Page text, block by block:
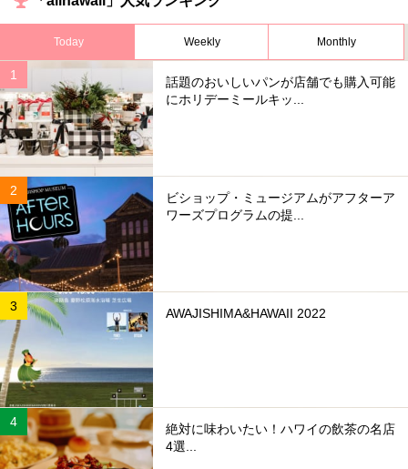
Today Weekly Monthly
話題のおいしいパンが店舗でも購入可能
にホリデーミールキッ...
ビショップ・ミュージアムがアフターア
ワーズプログラムの提...
AWAJISHIMA&HAWAII 2022
絶対に味わいたい！ハワイの飲茶の名店
4選...